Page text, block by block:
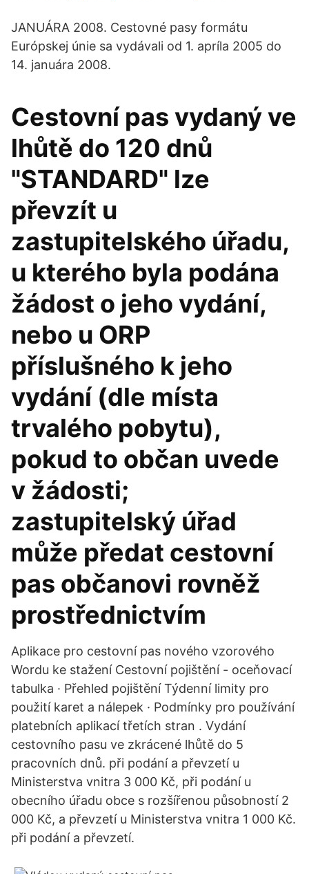
JANUÁRA 2008. Cestovné pasy formátu
Európskej únie sa vydávali od 1. apríla 2005 do
14. januára 2008.
Cestovní pas vydaný ve
lhůtě do 120 dnů
"STANDARD" lze
převzít u
zastupitelského úřadu,
u kterého byla podána
žádost o jeho vydání,
nebo u ORP
příslušného k jeho
vydání (dle místa
trvalého pobytu),
pokud to občan uvede
v žádosti;
zastupitelský úřad
může předat cestovní
pas občanovi rovněž
prostřednictvím
Aplikace pro cestovní pas nového vzorového
Wordu ke stažení Cestovní pojištění - oceňovací
tabulka · Přehled pojištění Týdenní limity pro
použití karet a nálepek · Podmínky pro používání
platebních aplikací třetích stran . Vydání
cestovního pasu ve zkrácené lhůtě do 5
pracovních dnů. při podání a převzetí u
Ministerstva vnitra 3 000 Kč, při podání u
obecního úřadu obce s rozšířenou působností 2
000 Kč, a převzetí u Ministerstva vnitra 1 000 Kč.
při podání a převzetí.